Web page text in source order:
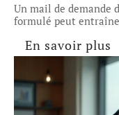
Un mail de demande
formulé peut
En savoir plus